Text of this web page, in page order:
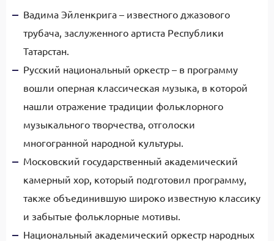
Вадима Эйленкрига – известного джазового
трубача, заслуженного артиста Республики
Татарстан.
Русский национальный оркестр – в программу
вошли оперная классическая музыка, в которой
нашли отражение традиции фольклорного
музыкального творчества, отголоски
многогранной народной культуры.
Московский государственный академический
камерный хор, который подготовил программу,
также объединившую широко известную классику
и забытые фольклорные мотивы.
Национальный академический оркестр народных